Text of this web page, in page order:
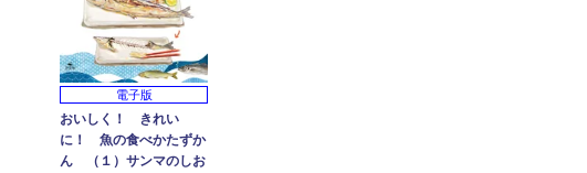
電子版
おいしく！ きれい
に！ 魚の食べかたずか
ん （１）サンマのしお